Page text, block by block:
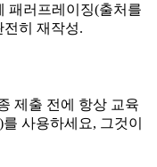
패러프레이징(출처를
전히 재작성.
제출 전에 항상 교육
사용하세요, 그것이